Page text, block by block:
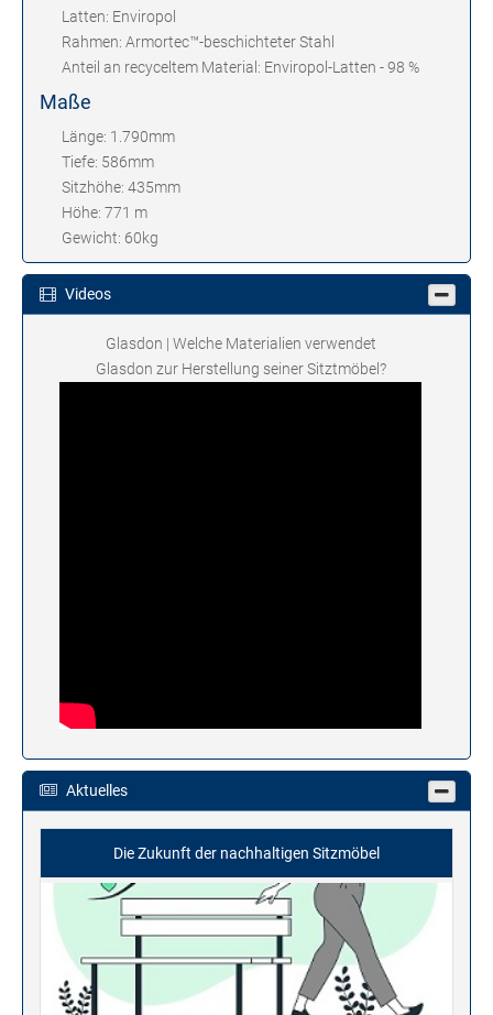
Latten: Enviropol
Rahmen: Armortec™-beschichteter Stahl
Anteil an recyceltem Material: Enviropol-Latten - 98 %
Maße
Länge: 1.790mm
Tiefe: 586mm
Sitzhöhe: 435mm
Höhe: 771 m
Gewicht: 60kg
Videos
Glasdon | Welche Materialien verwendet
Glasdon zur Herstellung seiner Sitztmöbel?
Aktuelles
Die Zukunft der nachhaltigen Sitzmöbel